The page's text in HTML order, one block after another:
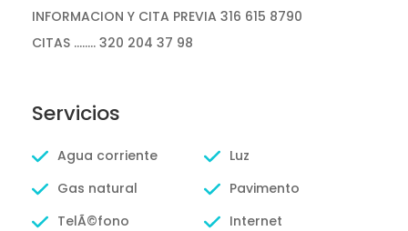
INFORMACION Y CITA PREVIA 316 615 8790
CITAS ........ 320 204 37 98
Servicios
Agua corriente
Luz
Gas natural
Pavimento
TelÃ©fono
Internet